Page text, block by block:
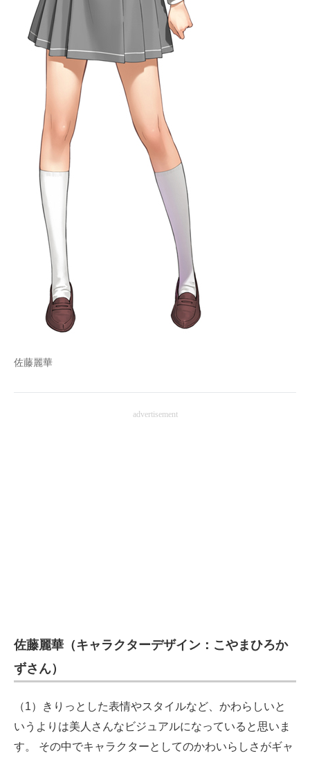
佐藤麗華
advertisement
佐藤麗華（キャラクターデザイン：こやまひろか
ずさん）
（1）きりっとした表情やスタイルなど、かわらしいと
いうよりは美人さんなビジュアルになっていると思いま
す。 その中でキャラクターとしてのかわいらしさがギャ